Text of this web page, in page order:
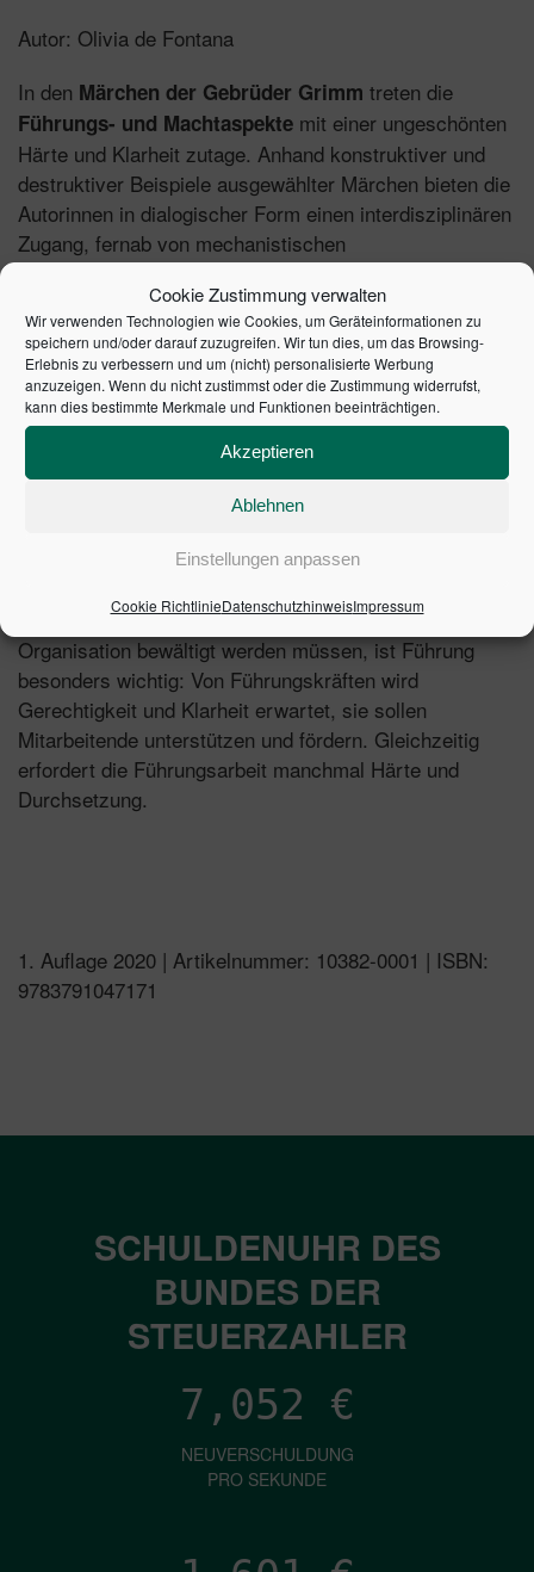
Cookie Zustimmung verwalten
Wir verwenden Technologien wie Cookies, um Geräteinformationen zu
speichern und/oder darauf zuzugreifen. Wir tun dies, um das Browsing-
Erlebnis zu verbessern und um (nicht) personalisierte Werbung
anzuzeigen. Wenn du nicht zustimmst oder die Zustimmung widerrufst,
kann dies bestimmte Merkmale und Funktionen beeinträchtigen.
Akzeptieren
Ablehnen
Einstellungen anpassen
Cookie RichtlinieDatenschutzhinweisImpressum
Autor: Olivia de Fontana
In den Märchen der Gebrüder Grimm treten die
Führungs- und Machtaspekte mit einer ungeschönten
Härte und Klarheit zutage. Anhand konstruktiver und
destruktiver Beispiele ausgewählter Märchen bieten die
Autorinnen in dialogischer Form einen interdisziplinären
Zugang, fernab von mechanistischen
Managementmodellen.
Führung und Macht sind untrennbar miteinander
verbunden. Wer wirklich führt, bekennt sich zur eigenen
Macht. Es nutzt weder den Mitarbeitenden noch der
Organisation, wenn die Führungskraft die eigene
Positionsmacht verleugnet.Wirkungsvolle Führung
bedeutet auch, sich mit den dunklen Seiten der Macht
auseinanderzusetzen, die mit jeder Führungsposition
Unsicherheiten und Komplexitäten, die von der
Organisation bewältigt werden müssen, ist Führung
besonders wichtig: Von Führungskräften wird
Gerechtigkeit und Klarheit erwartet, sie sollen
Mitarbeitende unterstützen und fördern. Gleichzeitig
erfordert die Führungsarbeit manchmal Härte und
Durchsetzung.
1. Auflage 2020 | Artikelnummer: 10382-0001 | ISBN:
9783791047171
SCHULDENUHR DES
BUNDES DER
STEUERZAHLER
7,052 €
NEUVERSCHULDUNG
PRO SEKUNDE